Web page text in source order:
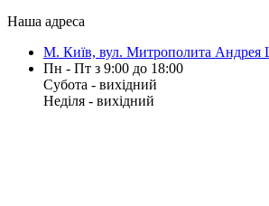
Наша адреса
М. Київ, вул. Митрополита Андрея
Пн - Пт з 9:00 до 18:00
Субота - вихідний
Неділя - вихідний